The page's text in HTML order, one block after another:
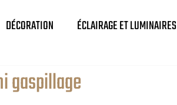
DÉCORATION ÉCLAIRAGE ET LUMINAIRES
gaspillage